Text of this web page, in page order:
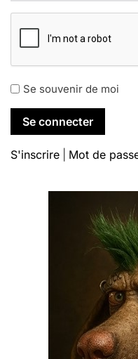
Se souvenir de moi
S'inscrire Mot de